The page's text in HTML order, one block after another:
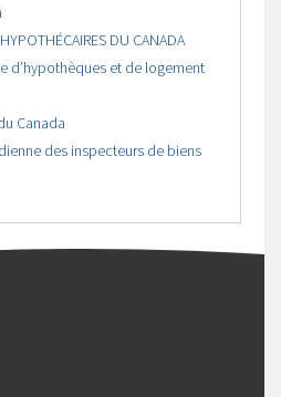
DU CANADA
d’hypothèques et de logement
Canada
des inspecteurs de biens